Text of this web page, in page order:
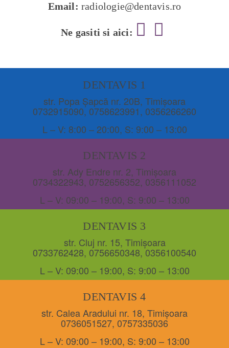
Email: radiologie@dentavis.ro
Ne gasiti si aici:
DENTAVIS 1
str. Popa Șapcă nr. 20B, Timișoara
0732915090, 0758623991, 0356266260
L – V: 8:00 – 20:00, S: 9:00 – 13:00
DENTAVIS 2
str. Ady Endre nr. 2, Timișoara
0734322943, 0752656352, 0356111052
L – V: 09:00 – 19:00, S: 9:00 – 13:00
DENTAVIS 3
str. Cluj nr. 15, Timișoara
0733762428, 0756650348,0356100540
L – V: 09:00 – 19:00, S: 9:00 – 13:00
DENTAVIS 4
str. Calea Aradului nr. 18, Timișoara
0736051527, 0757335036
L – V: 09:00 – 19:00, S: 9:00 – 13:00